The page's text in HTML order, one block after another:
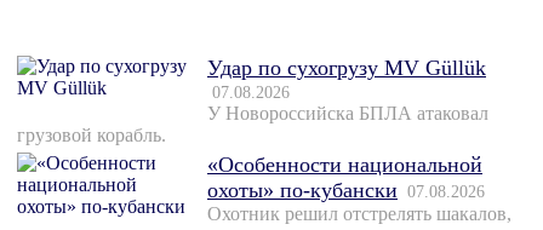
Удар по сухогрузу MV Güllük
07.08.2026
У Новороссийска БПЛА атаковал
грузовой корабль.
«Особенности национальной
охоты» по-кубански 07.08.2026
Охотник решил отстрелять шакалов,